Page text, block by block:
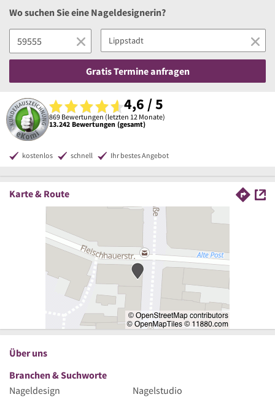
Wo suchen Sie eine Nageldesignerin?
Gratis Termine anfragen
4,6 / 5
869 Bewertungen (letzten 12 Monate)
13.242 Bewertungen (gesamt)
kostenlos schnell Ihr bestes Angebot
Karte & Route
Über uns
Branchen & Suchworte
Nageldesign
Nagelstudio